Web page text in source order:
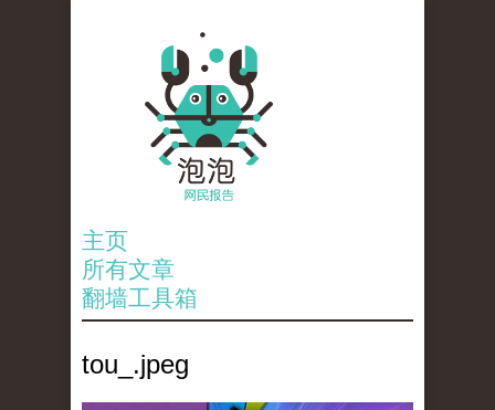
主页
所有文章
翻墙工具箱
tou_.jpeg